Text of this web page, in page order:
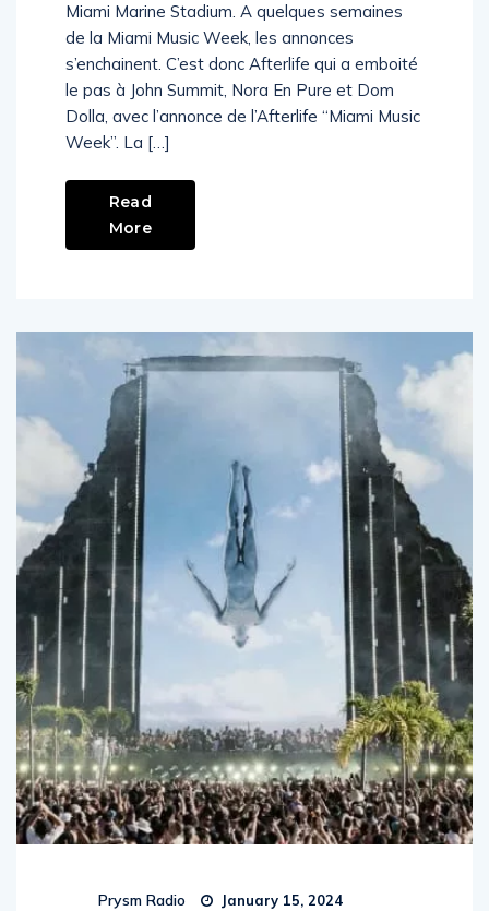
Miami Marine Stadium. A quelques semaines
de la Miami Music Week, les annonces
s’enchainent. C’est donc Afterlife qui a emboité
le pas à John Summit, Nora En Pure et Dom
Dolla, avec l’annonce de l’Afterlife “Miami Music
Week”. La […]
Read
More
Prysm Radio January 15, 2024